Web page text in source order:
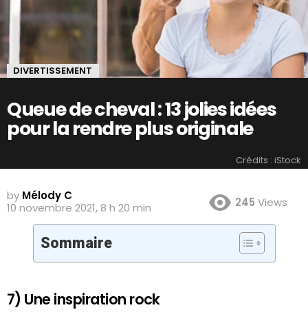
DIVERTISSEMENT
Queue de cheval : 13 jolies idées
pour la rendre plus originale
Crédits : iStock
by Mélody C
10 novembre 2021, 8 h 20 min
245 Views
Sommaire
7) Une inspiration rock